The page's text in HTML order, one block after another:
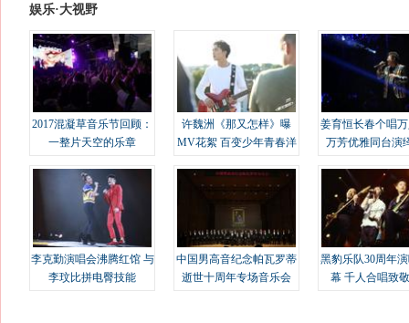
娱乐·大视野
2017混凝草音乐节回顾：
一整片天空的乐章
许魏洲《那又怎样》曝
MV花絮 百变少年青春洋
姜育恒长春个唱
万芳优雅同台演
李克勤演唱会沸腾红馆 与
李玟比拼电臀技能
中国男高音纪念帕瓦罗蒂
逝世十周年专场音乐会
黑豹乐队30周年
幕 千人合唱致